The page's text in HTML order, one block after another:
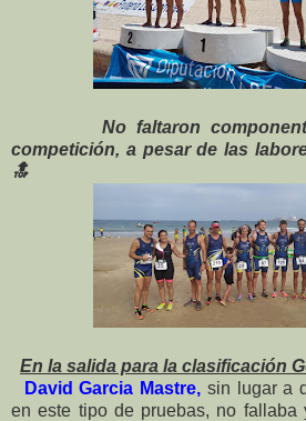
No faltaron
competición, a pesar de las
🔝
En la salida para la clasificación
David Garcia Mastre, sin lugar a
en este tipo de pruebas, no fallaba